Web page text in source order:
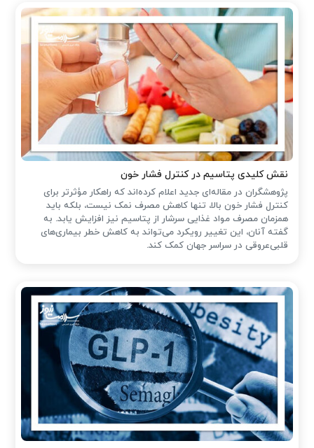
نقش کلیدی پتاسیم در کنترل فشار خون
پژوهشگران در مقاله‌ای جدید اعلام کرده‌اند که راهکار مؤثرتر برای
کنترل فشار خون بالا، تنها کاهش مصرف نمک نیست، بلکه باید
همزمان مصرف مواد غذایی سرشار از پتاسیم نیز افزایش یابد. به
گفته آنان، این تغییر رویکرد می‌تواند به کاهش خطر بیماری‌های
قلبی‌عروقی در سراسر جهان کمک کند.